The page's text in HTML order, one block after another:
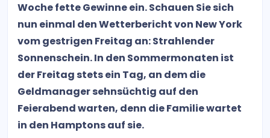
Woche fette Gewinne ein. Schauen Sie sich
nun einmal den Wetterbericht von New York
vom gestrigen Freitag an: Strahlender
Sonnenschein. In den Sommermonaten ist
der Freitag stets ein Tag, an dem die
Geldmanager sehnsüchtig auf den
Feierabend warten, denn die Familie wartet
in den Hamptons auf sie.